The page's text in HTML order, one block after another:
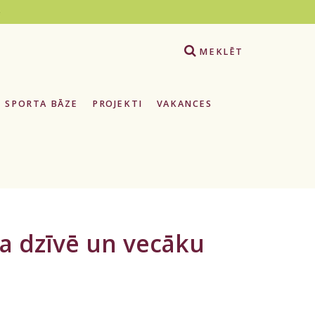
MEKLĒT
SPORTA BĀZE PROJEKTI VAKANCES
dzīvē un vecāku